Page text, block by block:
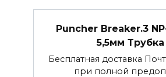
Puncher Breaker.3
5,5мм Трубка
Бесплатная доставка
при полной